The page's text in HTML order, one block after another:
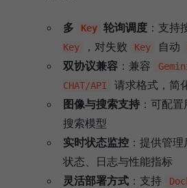
多 Key 轮询调度 ：支持
Key
，对失败 Key 自动
双协议兼容 ：兼容
CHAT/API
请求格式，简
图像与搜索支持 ：可配
搜索模型
实时状态监控 ：提供管
状态、日志与性能指标
灵活部署方式 ：支持